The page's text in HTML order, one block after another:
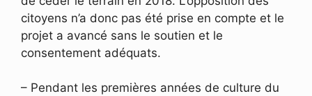
citoyens n’a donc pas été prise en compte et le
projet a avancé sans le soutien et le
consentement adéquats.
– Pendant les premières années de culture du